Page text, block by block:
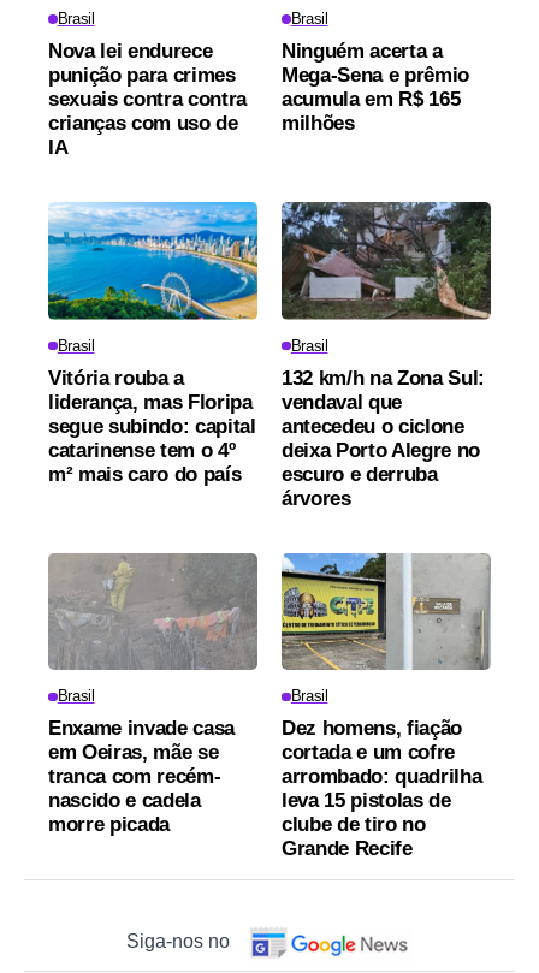
Brasil
Nova lei endurece
punição para crimes
sexuais contra contra
crianças com uso de
IA
Brasil
Ninguém acerta a
Mega-Sena e prêmio
acumula em R$ 165
milhões
Brasil
Vitória rouba a
liderança, mas Floripa
segue subindo: capital
catarinense tem o 4º
m² mais caro do país
Brasil
132 km/h na Zona Sul:
vendaval que
antecedeu o ciclone
deixa Porto Alegre no
escuro e derruba
árvores
Brasil
Enxame invade casa
em Oeiras, mãe se
tranca com recém-
nascido e cadela
morre picada
Brasil
Dez homens, fiação
cortada e um cofre
arrombado: quadrilha
leva 15 pistolas de
clube de tiro no
Grande Recife
Siga-nos no